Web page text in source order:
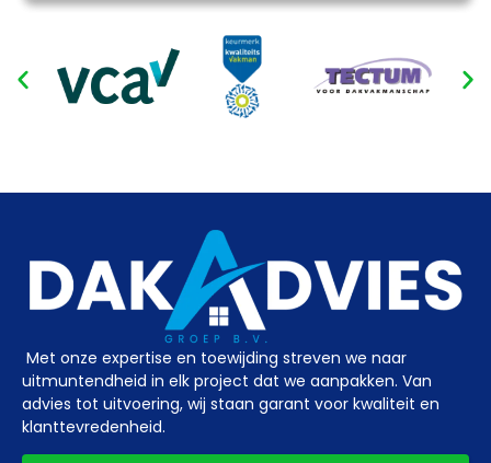
Met onze expertise en toewijding streven we naar
uitmuntendheid in elk project dat we aanpakken. Van
advies tot uitvoering, wij staan garant voor kwaliteit en
klanttevredenheid.